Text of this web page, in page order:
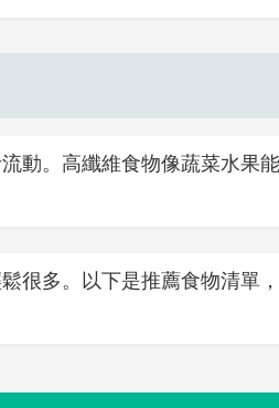
動。高纖維食物像蔬菜水果
很多。以下是推薦食物清單